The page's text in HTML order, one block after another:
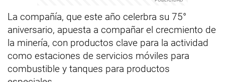
La compañía, que este año celerbra su 75°
aniversario, apuesta a compañar el crecmiento de
la minería, con productos clave para la actividad
como estaciones de servicios móviles para
combustible y tanques para productos